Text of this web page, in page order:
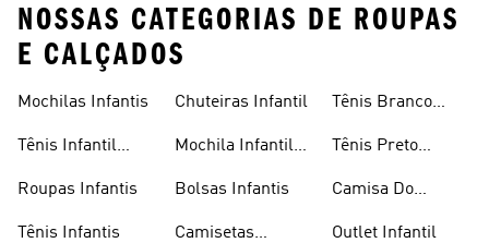
NOSSAS CATEGORIAS DE ROUPAS
E CALÇADOS
Mochilas Infantis
Tênis Infantil
Roupas Infantis
Tênis Infantis
Chuteiras Infantil
Mochila Infantil
Bolsas Infantis
Camisetas
Tênis Branco
Tênis Preto
Camisa Do
Outlet Infantil